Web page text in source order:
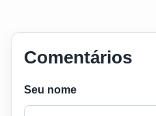
Comentários
Seu nome